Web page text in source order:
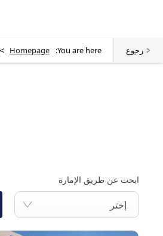
رجوع You are here:
Homepage
>
ابحث عن طريق الإمارة
إختر